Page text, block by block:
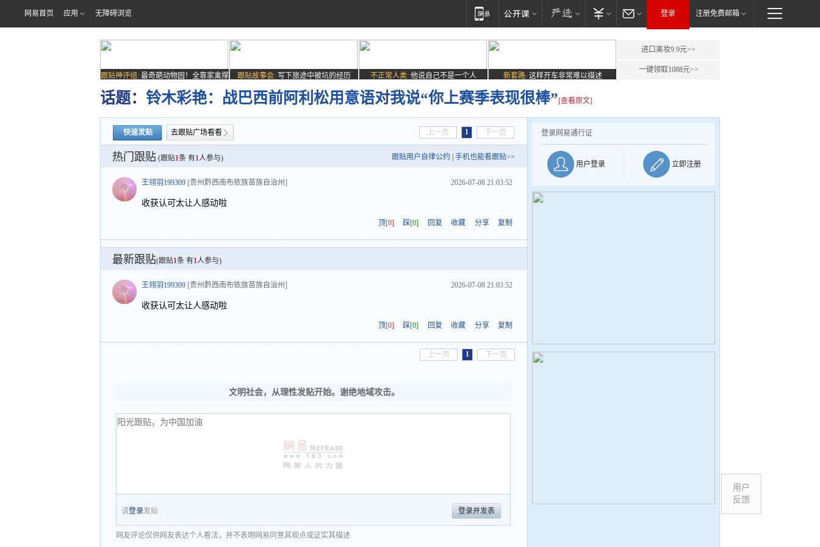
网易首页 应用 无障碍浏览 登录 注册免费邮箱
跟贴神评组: 最奇葩动物园！全靠家禽撑
场子
跟贴故事会: 写下旅途中被坑的经历 不正常人类: 他说自己不是一个人 新套路: 这样开车非常难以描述
进口美妆9.9元>>
一键领取1088元>>
话题： 铃木彩艳：战巴西前阿利松用意语对我说“你上赛季表现很棒”[查看原文]
快速发贴 去跟贴广场看看 上一页 1 下一页
热门跟贴 (跟贴1条 有1人参与) 跟贴用户自律公约 手机也能看跟贴>>
王翎羽199309 [贵州黔西南布依族苗族自治州] 2026-07-08 21:03:52
收获认可太让人感动啦
顶[0] 踩[0] 回复 收藏 分享 复制
最新跟贴(跟贴1条 有1人参与)
王翎羽199309 [贵州黔西南布依族苗族自治州] 2026-07-08 21:03:52
收获认可太让人感动啦
顶[0] 踩[0] 回复 收藏 分享 复制
上一页 1 下一页
文明社会，从理性发贴开始。谢绝地域攻击。
请登录发贴 登录并发表
网友评论仅供网友表达个人看法，并不表明网易同意其观点或证实其描述
登录网易通行证
用户登录 立即注册
用户
反馈